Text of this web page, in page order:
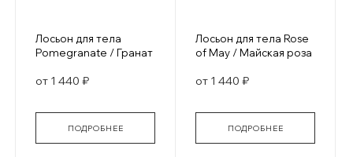
Лосьон для тела
Pomegranate / Гранат
от 1 440 ₽
ПОДРОБНЕЕ
Лосьон для тела Rose
of May / Майская роза
от 1 440 ₽
ПОДРОБНЕЕ